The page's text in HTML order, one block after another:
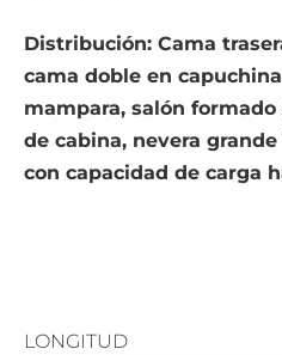
Distribución: Cama
cama doble en
mampara, salón
de cabina, nevera
con capacidad de carga
LONGITUD